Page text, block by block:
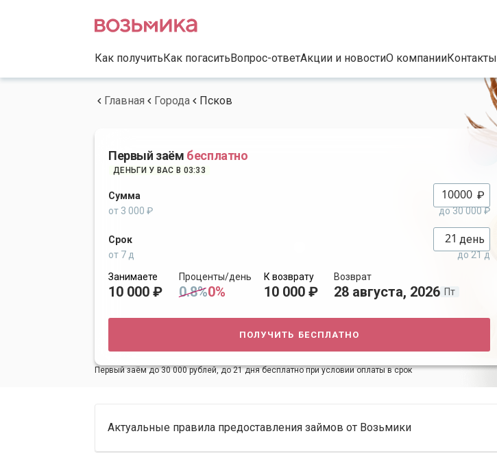
Как получитьКак погаситьВопрос-ответАкции и новостиО компанииКонтакты
Главная Города Псков
Первый заём бесплатно
ДЕНЬГИ У ВАС В 03:33
Сумма ₽
от 3 000 ₽ до 30 000 ₽
Срок день
от 7 д
до 21 д
Занимаете
10 000 ₽
Проценты/день
0.8%0%
К возврату
10 000 ₽
Возврат
28 августа, 2026 Пт
получить бесплатно
Первый заём до 30 000 рублей, до 21 дня бесплатно при условии оплаты в срок
Актуальные правила предоставления займов от Возьмики